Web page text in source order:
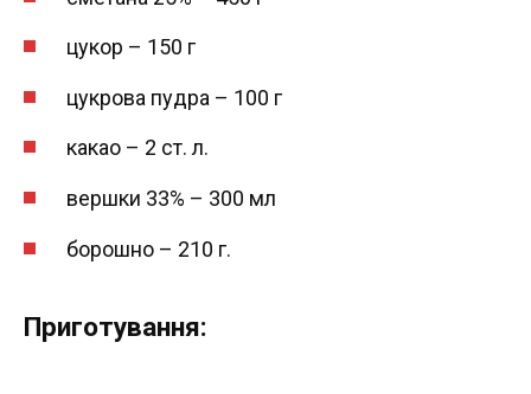
цукор – 150 г
цукрова пудра – 100 г
какао – 2 ст. л.
вершки 33% – 300 мл
борошно – 210 г.
Приготування: